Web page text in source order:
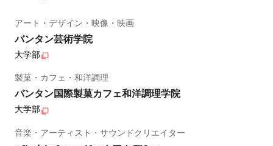
アート・デザイン・映像・映画
バンタン芸術学院
大学部
製菓・カフェ・和洋調理
バンタン国際製菓カフェ和洋調理学院
大学部
音楽・アーティスト・サウンドクリエイター